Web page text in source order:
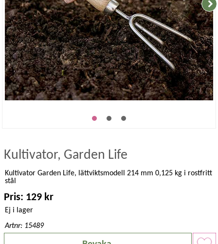
Kultivator, Garden Life
Kultivator Garden Life, lättviktsmodell 214 mm 0,125 kg i rostfritt
stål
Pris: 129 kr
Ej i lager
Artnr: 15489